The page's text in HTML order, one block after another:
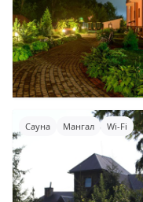
Сауна Мангал Wi-Fi